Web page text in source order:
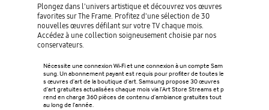
Plongez dans l'univers artistique et découvrez vos œuvres
favorites sur The Frame. Profitez d'une sélection de 30
nouvelles œuvres défilant sur votre TV chaque mois.
Accédez à une collection soigneusement choisie par nos
conservateurs.
Nécessite une connexion Wi-Fi et une connexion à un compte Sam
sung. Un abonnement payant est requis pour profiter de toutes le
s œuvres d'art de la boutique d'art. Samsung propose 30 œuvres
d'art gratuites actualisées chaque mois via l’Art Store Streams et p
rend en charge 360 pièces de contenu d'ambiance gratuites tout
au long de l'année.